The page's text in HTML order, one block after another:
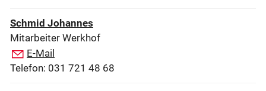
Schmid Johannes
Mitarbeiter Werkhof
E-Mail
Telefon: 031 721 48 68